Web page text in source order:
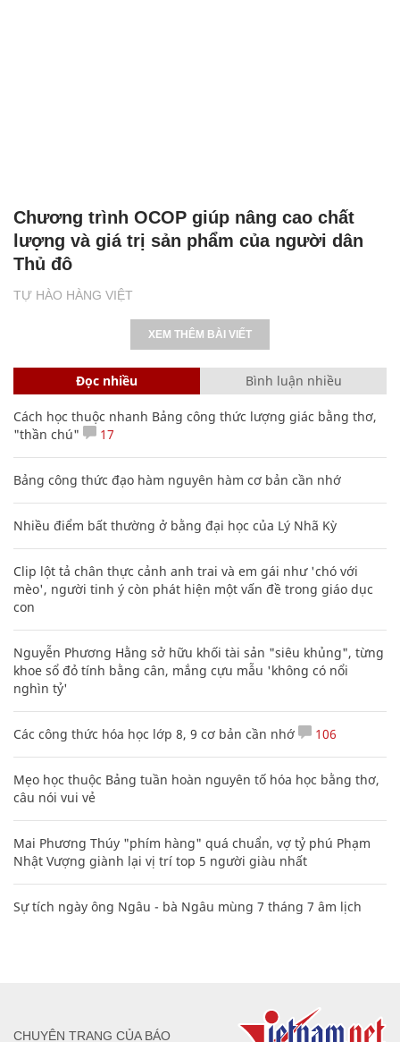
TỰ HÀO HÀNG VIỆT
Chương trình OCOP giúp nâng cao chất
lượng và giá trị sản phẩm của người dân
Thủ đô
XEM THÊM BÀI VIẾT
Đọc nhiều Bình luận nhiều
Cách học thuộc nhanh Bảng công thức lượng giác bằng thơ,
"thần chú"
17
Bảng công thức đạo hàm nguyên hàm cơ bản cần nhớ
Nhiều điểm bất thường ở bằng đại học của Lý Nhã Kỳ
Clip lột tả chân thực cảnh anh trai và em gái như 'chó với
mèo', người tinh ý còn phát hiện một vấn đề trong giáo dục
con
Nguyễn Phương Hằng sở hữu khối tài sản "siêu khủng", từng
khoe sổ đỏ tính bằng cân, mắng cựu mẫu 'không có nổi
nghìn tỷ'
Các công thức hóa học lớp 8, 9 cơ bản cần nhớ 106
Mẹo học thuộc Bảng tuần hoàn nguyên tố hóa học bằng thơ,
câu nói vui vẻ
Mai Phương Thúy "phím hàng" quá chuẩn, vợ tỷ phú Phạm
Nhật Vượng giành lại vị trí top 5 người giàu nhất
Sự tích ngày ông Ngâu - bà Ngâu mùng 7 tháng 7 âm lịch
CHUYÊN TRANG CỦA BÁO